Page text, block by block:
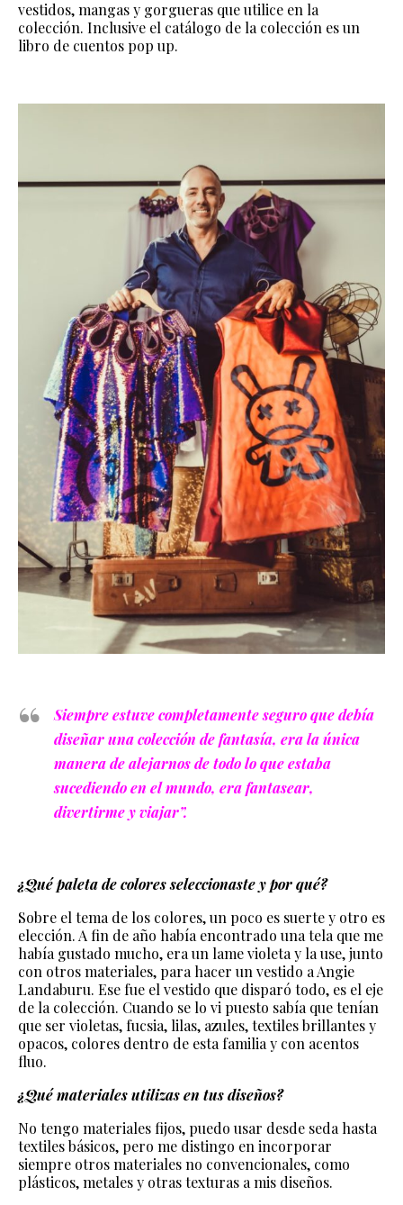
vestidos, mangas y gorgueras que utilice en la
colección. Inclusive el catálogo de la colección es un
libro de cuentos pop up.
Siempre estuve completamente seguro que debía
diseñar una colección de fantasía, era la única
manera de alejarnos de todo lo que estaba
sucediendo en el mundo, era fantasear,
divertirme y viajar”.
¿Qué paleta de colores seleccionaste y por qué?
Sobre el tema de los colores, un poco es suerte y otro es
elección. A fin de año había encontrado una tela que me
había gustado mucho, era un lame violeta y la use, junto
con otros materiales, para hacer un vestido a Angie
Landaburu. Ese fue el vestido que disparó todo, es el eje
de la colección. Cuando se lo vi puesto sabía que tenían
que ser violetas, fucsia, lilas, azules, textiles brillantes y
opacos, colores dentro de esta familia y con acentos
fluo.
¿Qué materiales utilizas en tus diseños?
No tengo materiales fijos, puedo usar desde seda hasta
textiles básicos, pero me distingo en incorporar
siempre otros materiales no convencionales, como
plásticos, metales y otras texturas a mis diseños.